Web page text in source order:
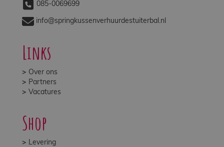
085-0069699
info@springkussenverhuurdestuiterbal.nl
Links
Over ons
Partners
Vacatures
Shop
Levering